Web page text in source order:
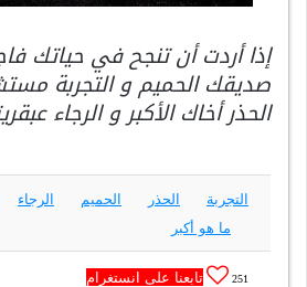
إذا أردت أن تنجح في حياتك
صديقك الحميم و التجربة
الحذر أخاك الأكبر و الرجاء
التجربة الحذر الحميم الرجاء
ما هو أكبر
251 تابعنا على انستغرام